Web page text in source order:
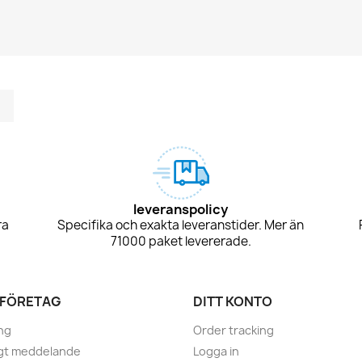
leveranspolicy
Specifika och exakta leveranstider. Mer än
71000 paket levererade.
meddelande
DITT KONTO
Order tracking
Logga in